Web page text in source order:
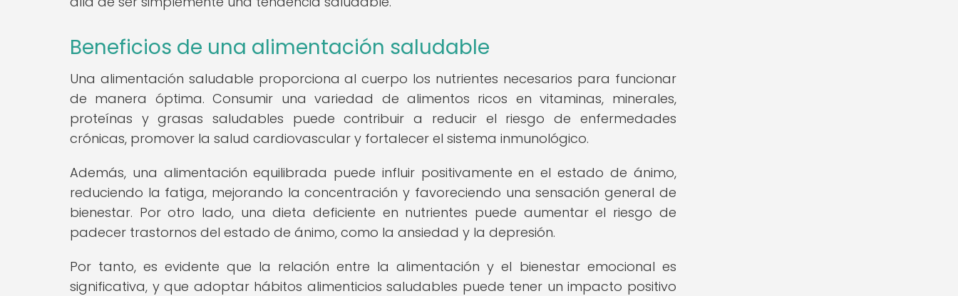
Beneficios de una alimentación saludable
Una alimentación saludable proporciona al cuerpo los nutrientes necesarios para funcionar
de manera óptima. Consumir una variedad de alimentos ricos en vitaminas, minerales,
proteínas y grasas saludables puede contribuir a reducir el riesgo de enfermedades
crónicas, promover la salud cardiovascular y fortalecer el sistema inmunológico.
Además, una alimentación equilibrada puede influir positivamente en el estado de ánimo,
reduciendo la fatiga, mejorando la concentración y favoreciendo una sensación general de
bienestar. Por otro lado, una dieta deficiente en nutrientes puede aumentar el riesgo de
padecer trastornos del estado de ánimo, como la ansiedad y la depresión.
Por tanto, es evidente que la relación entre la alimentación y el bienestar emocional es
significativa, y que adoptar hábitos alimenticios saludables puede tener un impacto positivo